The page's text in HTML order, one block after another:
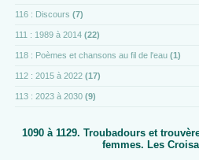
116 : Discours (7)
111 : 1989 à 2014 (22)
118 : Poèmes et chansons au fil de l'eau (1)
112 : 2015 à 2022 (17)
113 : 2023 à 2030 (9)
1090 à 1129. Troubadours et
femmes. Les